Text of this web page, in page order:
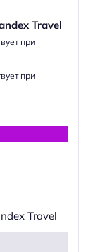
Travel
при
при
Travel